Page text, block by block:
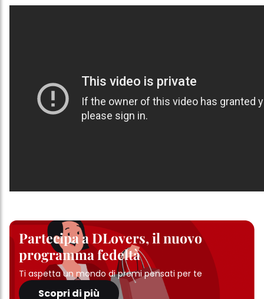
Partecipa a DLovers, il nuovo
programma fedeltà
Ti aspetta un mondo di premi pensati per te
Scopri di più